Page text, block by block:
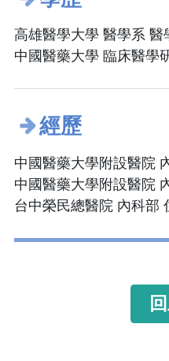
高雄醫學大學 醫學系 醫
中國醫藥大學 臨床醫學
經歷
中國醫藥大學附設醫院
中國醫藥大學附設醫院
台中榮民總醫院 內科部